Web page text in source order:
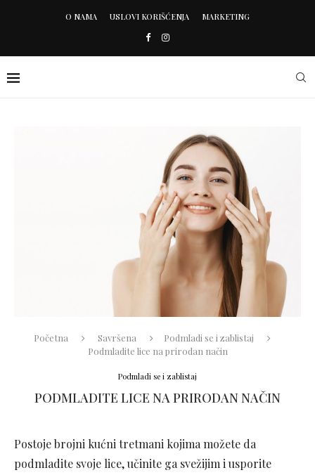
O NAMA USLOVI KORIŠĆENJA MARKETING
Početna Savršena
Podmladi se i zablistaj
Podmladite lice na prirodan način
Podmladi se i zablistaj
PODMLADITE LICE NA PRIRODAN NAČIN
Postoje brojni kućni tretmani kojima možete da
podmladite svoje lice, učinite ga svežijim i usporite